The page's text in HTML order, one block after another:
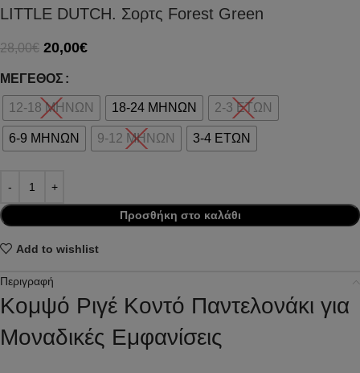
LITTLE DUTCH. Σορτς Forest Green
28,00€ 20,00€
ΜΈΓΕΘΟΣ
12-18 ΜΗΝΩΝ 18-24 ΜΗΝΩΝ 2-3 ΕΤΩΝ
6-9 ΜΗΝΩΝ 9-12 ΜΗΝΩΝ 3-4 ΕΤΩΝ
Προσθήκη στο καλάθι
Add to wishlist
Περιγραφή
Κομψό Ριγέ Κοντό Παντελονάκι για
Μοναδικές Εμφανίσεις